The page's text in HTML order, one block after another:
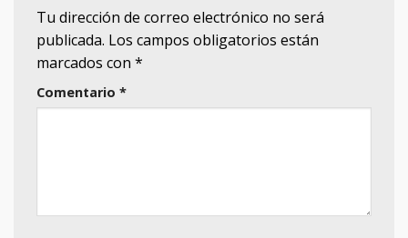
Tu dirección de correo electrónico no será
publicada. Los campos obligatorios están
marcados con *
Comentario *